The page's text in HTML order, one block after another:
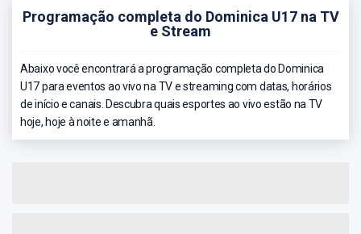
Programação completa do Dominica U17 na TV
e Stream
Abaixo você encontrará a programação completa do Dominica
U17 para eventos ao vivo na TV e streaming com datas, horários
de início e canais. Descubra quais esportes ao vivo estão na TV
hoje, hoje à noite e amanhã.